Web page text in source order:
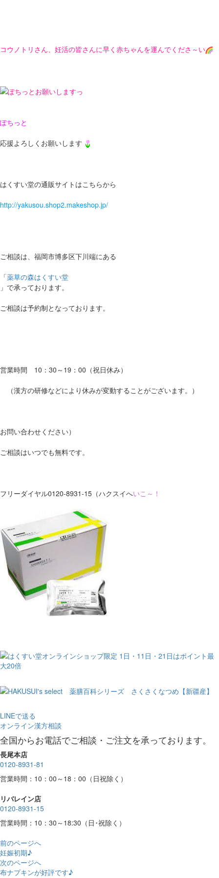
コウノトリさん、妊活の皆さんに早く赤ちゃんを運んでくださ～い
ぽちっと
応援よろしくお願いします
はくすい堂の通販サイトはこちらから
http://yakusou.shop2.makeshop.jp/
ご相談は、福岡市博多区下川端にある
「薬草の森はくすい堂
」で承っております。
ご相談は予約制となっております。
営業時間 10：30～19：00（祝日休み）
（漢方の研修などにより休みが変動することがございます。）
お問い合わせください）
ご相談はいつでも無料です。
フリーダイヤル0120-8931-15（ハクスイへいこ～！
LINEで送る
オンライン漢方相談
全国からお電話でご相談・ご注文を承っております。
長尾本店
0120-8931-81
営業時間：10：00～18：00（日祝除く）
リバレイン店
0120-8931-15
営業時間：10：30～18:30（日･祝除く）
前のページへ
妊娠初期♪
次のページへ
布ナプキンが好評です♪